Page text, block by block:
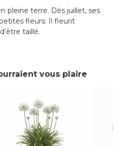
pleine terre. Dès juillet, ses
fleurs. Il fleurit
taillé.
vous plaire